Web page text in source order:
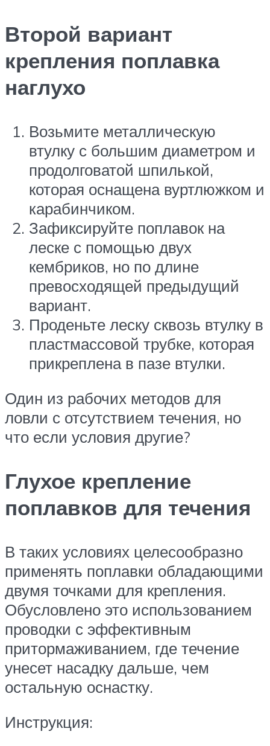
Второй вариант
крепления поплавка
наглухо
Возьмите металлическую
втулку с большим диаметром и
продолговатой шпилькой,
которая оснащена вуртлюжком и
карабинчиком.
Зафиксируйте поплавок на
леске с помощью двух
кембриков, но по длине
превосходящей предыдущий
вариант.
Проденьте леску сквозь втулку в
пластмассовой трубке, которая
прикреплена в пазе втулки.
Один из рабочих методов для
ловли с отсутствием течения, но
что если условия другие?
Глухое крепление
поплавков для течения
В таких условиях целесообразно
применять поплавки обладающими
двумя точками для крепления.
Обусловлено это использованием
проводки с эффективным
притормаживанием, где течение
унесет насадку дальше, чем
остальную оснастку.
Инструкция: